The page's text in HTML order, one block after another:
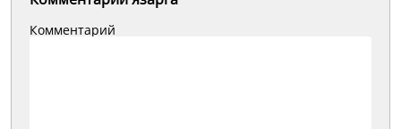
Комментарий